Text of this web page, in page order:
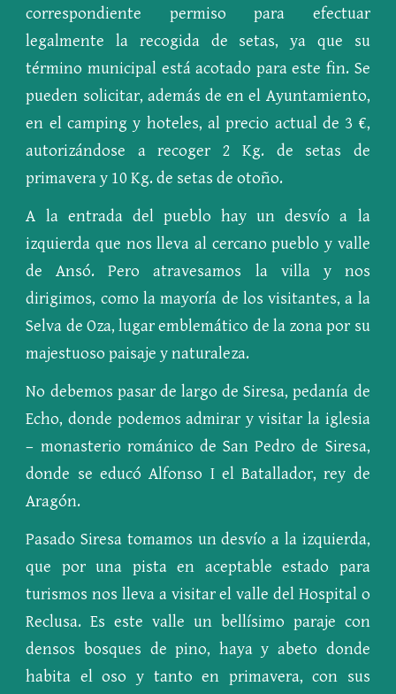
correspondiente permiso para efectuar
legalmente la recogida de setas, ya que su
término municipal está acotado para este fin. Se
pueden solicitar, además de en el Ayuntamiento,
en el camping y hoteles, al precio actual de 3 €,
autorizándose a recoger 2 Kg. de setas de
primavera y 10 Kg. de setas de otoño.
A la entrada del pueblo hay un desvío a la
izquierda que nos lleva al cercano pueblo y valle
de Ansó. Pero atravesamos la villa y nos
dirigimos, como la mayoría de los visitantes, a la
Selva de Oza, lugar emblemático de la zona por su
majestuoso paisaje y naturaleza.
No debemos pasar de largo de Siresa, pedanía de
Echo, donde podemos admirar y visitar la iglesia
– monasterio románico de San Pedro de Siresa,
donde se educó Alfonso I el Batallador, rey de
Aragón.
Pasado Siresa tomamos un desvío a la izquierda,
que por una pista en aceptable estado para
turismos nos lleva a visitar el valle del Hospital o
Reclusa. Es este valle un bellísimo paraje con
densos bosques de pino, haya y abeto donde
habita el oso y tanto en primavera, con sus